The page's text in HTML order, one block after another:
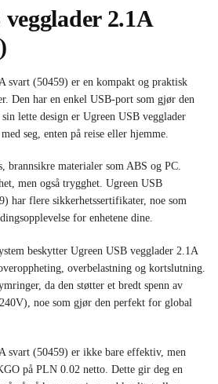
2.1A
svart (50459) er en kompakt og praktisk
Den har en enkel USB-port som gjør den
lette design er Ugreen USB vegglader
seg, enten på reise eller hjemme.
brannsikre materialer som ABS og PC.
men også trygghet. Ugreen USB
har flere sikkerhetssertifikater, noe som
for enhetene dine.
beskytter Ugreen USB vegglader 2.1A
overbelastning og kortslutning.
da den støtter et bredt spenn av
noe som gjør den perfekt for global
svart (50459) er ikke bare effektiv, men
på PLN 0.02 netto. Dette gir deg en